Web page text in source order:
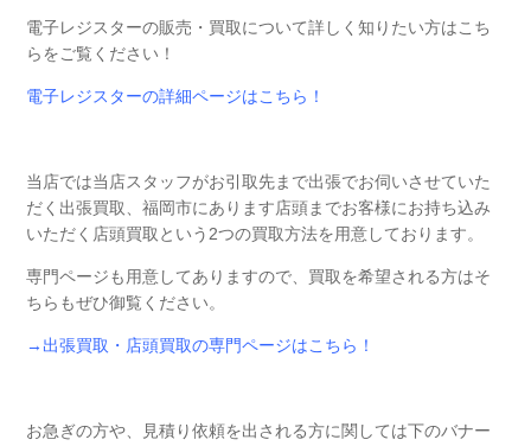
電子レジスターの販売・買取について詳しく知りたい方はこち
らをご覧ください！
電子レジスターの詳細ページはこちら！
当店では当店スタッフがお引取先まで出張でお伺いさせていた
だく出張買取、福岡市にあります店頭までお客様にお持ち込み
いただく店頭買取という2つの買取方法を用意しております。
専門ページも用意してありますので、買取を希望される方はそ
ちらもぜひ御覧ください。
→出張買取・店頭買取の専門ページはこちら！
お急ぎの方や、見積り依頼を出される方に関しては下のバナー